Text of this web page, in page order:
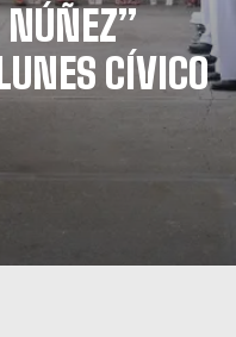
NÚÑEZ”
CÍVICO